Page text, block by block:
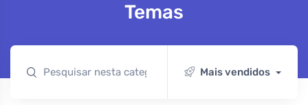
Temas
Mais vendidos